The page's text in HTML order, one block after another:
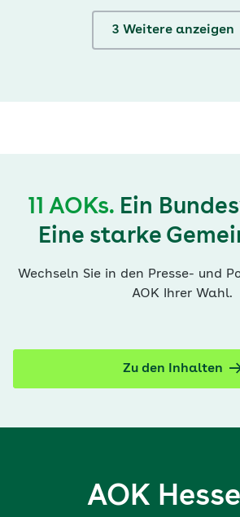
3 Weitere anzeigen
11 AOKs.Ein
Eine starke
Wechseln Sie in den Presse- und
AOK Ihrer Wahl.
Zu den Inhalten
AOK